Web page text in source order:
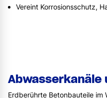
Vereint Korrosionsschutz,
Abwasserkanäle
Erdberührte Betonbauteile im